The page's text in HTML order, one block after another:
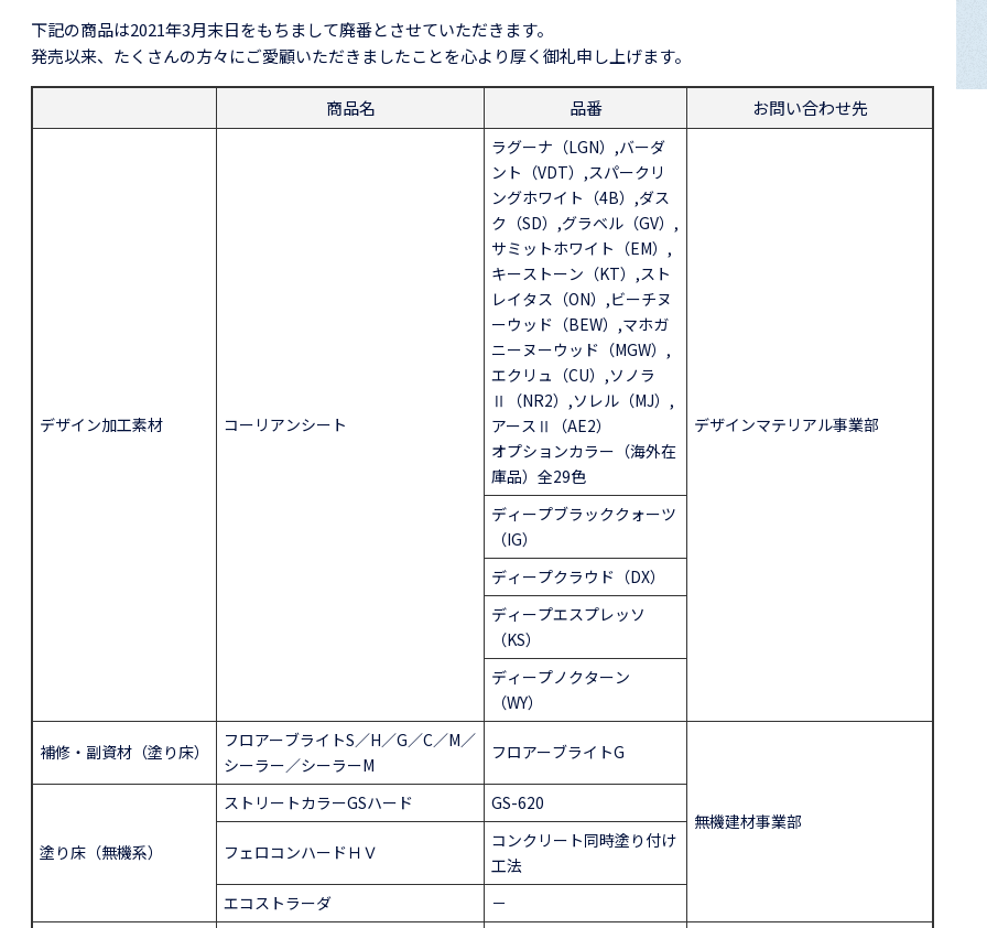
下記の商品は2021年3月末日をもちまして廃番とさせていただきます。
発売以来、たくさんの方々にご愛顧いただきましたことを心より厚く御礼申し上げます。
商品名 品番 お問い合わせ先
デザイン加工素材 コーリアンシート
ラグーナ（LGN）,バーダ
ント（VDT）,スパークリ
ングホワイト（4B）,ダス
ク（SD）,グラベル（GV）,
サミットホワイト（EM）,
キーストーン（KT）,スト
レイタス（ON）,ビーチヌ
ーウッド（BEW）,マホガ
ニーヌーウッド（MGW）,
エクリュ（CU）,ソノラ
Ⅱ（NR2）,ソレル（MJ）,
アースⅡ（AE2）
オプションカラー（海外在
庫品）全29色
デザインマテリアル事業部
ディープブラッククォーツ
（IG）
ディープクラウド（DX）
ディープエスプレッソ
（KS）
ディープノクターン
（WY）
補修・副資材（塗り床）
フロアーブライトS／H／G／C／M／
シーラー／シーラーM
フロアーブライトG
無機建材事業部
塗り床（無機系）
ストリートカラーGSハード GS-620
フェロコンハードＨＶ
コンクリート同時塗り付け
工法
エコストラーダ
－